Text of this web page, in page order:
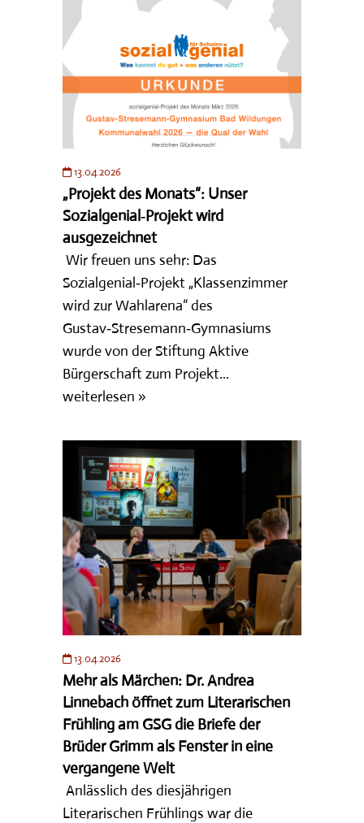
13.04.2026
„Projekt des Monats“: Unser
Sozialgenial‑Projekt wird
ausgezeichnet
Wir freuen uns sehr: Das
Sozialgenial‑Projekt „Klassenzimmer
wird zur Wahlarena“ des
Gustav‑Stresemann‑Gymnasiums
wurde von der Stiftung Aktive
Bürgerschaft zum Projekt...
weiterlesen »
13.04.2026
Mehr als Märchen: Dr. Andrea
Linnebach öffnet zum Literarischen
Frühling am GSG die Briefe der
Brüder Grimm als Fenster in eine
vergangene Welt
Anlässlich des diesjährigen
Literarischen Frühlings war die